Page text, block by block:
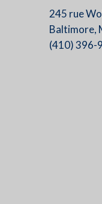
245 rue
Baltimore,
(410) 396-